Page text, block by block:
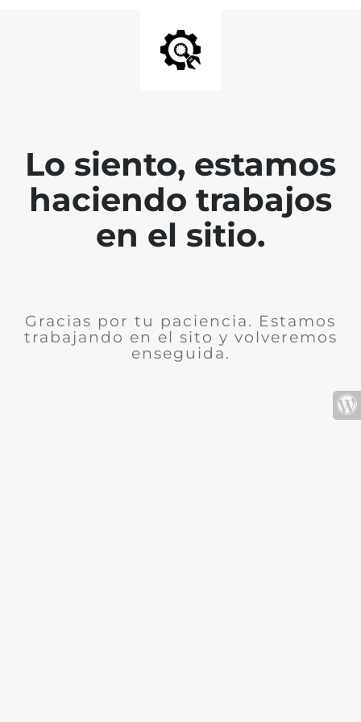
Lo siento, estamos
haciendo trabajos
en el sitio.
Gracias por tu paciencia. Estamos
trabajando en el sito y volveremos
enseguida.